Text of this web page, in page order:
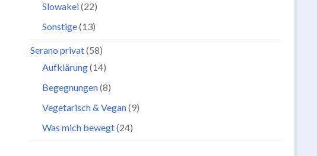
Slowakei(22)
Sonstige(13)
Serano privat(58)
Aufklärung(14)
Begegnungen(8)
Vegetarisch & Vegan(9)
Was mich bewegt(24)